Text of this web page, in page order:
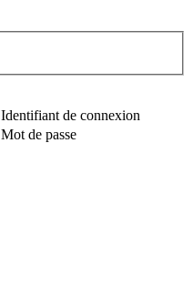
Identifiant de connexion
Mot de passe